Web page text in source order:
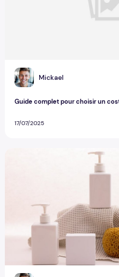
M Mickael
Guide complet pour choisir un
17/07/2025
Les accessoires